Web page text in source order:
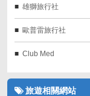
雄獅旅行社
歐普雷旅行社
Club Med
旅遊相關網站